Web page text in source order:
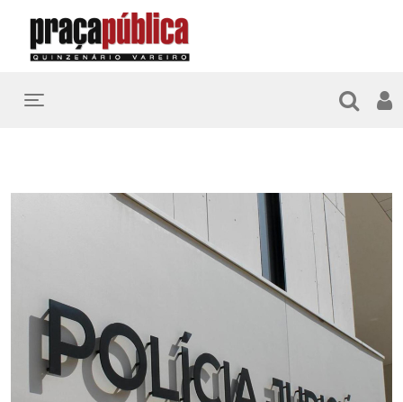
Toggle navigation